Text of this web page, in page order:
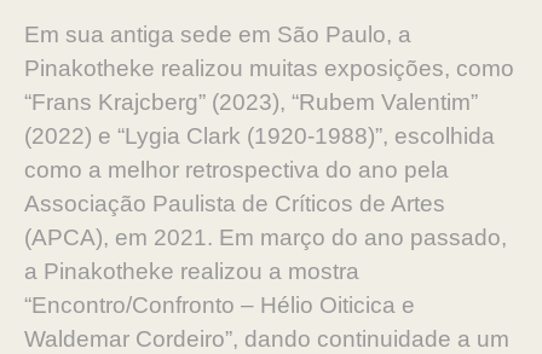
Em sua antiga sede em São Paulo, a
Pinakotheke realizou muitas exposições, como
“Frans Krajcberg” (2023), “Rubem Valentim”
(2022) e “Lygia Clark (1920-1988)”, escolhida
como a melhor retrospectiva do ano pela
Associação Paulista de Críticos de Artes
(APCA), em 2021. Em março do ano passado,
a Pinakotheke realizou a mostra
“Encontro/Confronto – Hélio Oiticica e
Waldemar Cordeiro”, dando continuidade a um